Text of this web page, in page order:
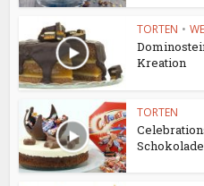
TORTEN •
Kreation
TORTEN